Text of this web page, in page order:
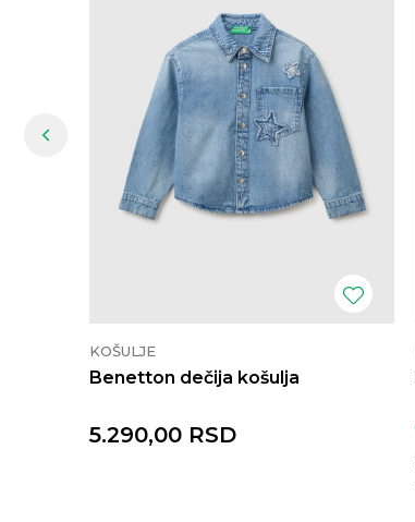
KOŠULJE
Benetton dečija košulja
5.290,00 RSD